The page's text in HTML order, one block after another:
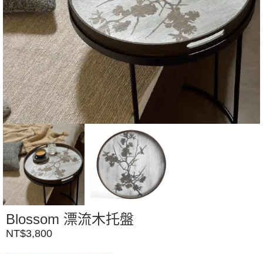
Blossom 漂流木托盤
NT$3,800